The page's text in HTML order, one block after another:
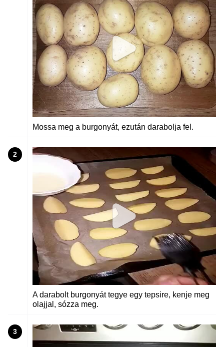
Mossa meg a burgonyát, ezután darabolja fel.
2
A darabolt burgonyát tegye egy tepsire, kenje meg
olajjal, sózza meg.
3